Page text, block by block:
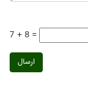
7 + 8 =
ارسال